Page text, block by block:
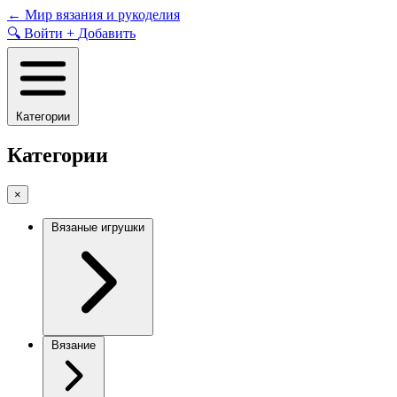
Skip
to
content
← Мир вязания и рукоделия
🔍 Войти + Добавить
Категории
Категории
×
Вязаные игрушки
Вязание